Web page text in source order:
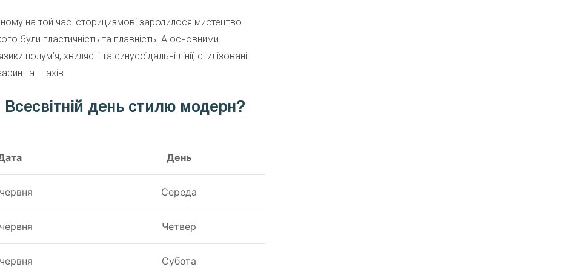
на той час історицизмові зародилося мистецтво
були пластичність та плавність. А основними
полум’я, хвилясті та синусоїдальні лінії, стилізовані
та птахів.
Всесвітній день стилю модерн?
День
Середа
Четвер
Субота